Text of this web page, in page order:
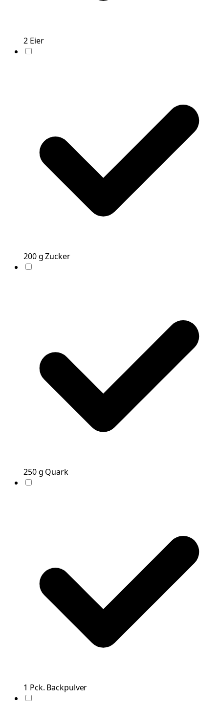
2 Eier
200g Zucker
250g Quark
1 Pck. Backpulver